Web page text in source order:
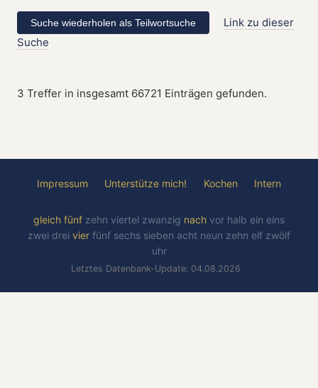
Link zu dieser
Suche
3 Treffer in insgesamt 66721 Einträgen gefunden.
Impressum Unterstütze mich! Kochen Intern
gleich fünf zehn viertel zwanzig nach vor halb ein eins
zwei drei vier fünf sechs sieben acht neun zehn elf zwölf
uhr
Letztes Datenbank-Update: 04.08.2026